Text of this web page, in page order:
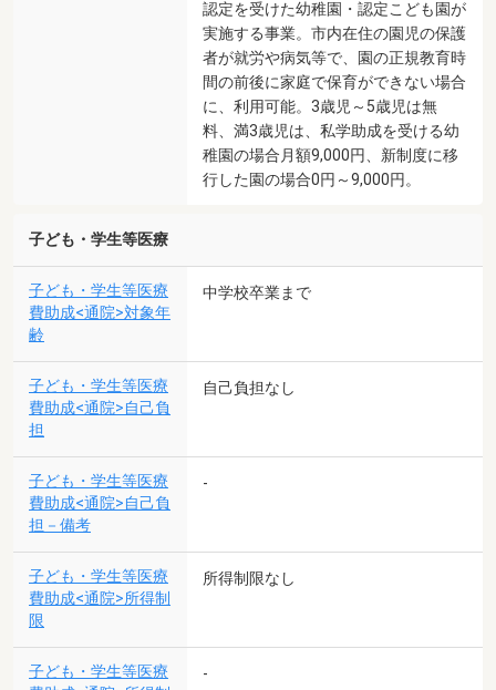
認定を受けた幼稚園・認定こども園が
実施する事業。市内在住の園児の保護
者が就労や病気等で、園の正規教育時
間の前後に家庭で保育ができない場合
に、利用可能。3歳児～5歳児は無
料、満3歳児は、私学助成を受ける幼
稚園の場合月額9,000円、新制度に移
行した園の場合0円～9,000円。
子ども・学生等医療
子ども・学生等医療
費助成<通院>対象年
齢
中学校卒業まで
子ども・学生等医療
費助成<通院>自己負
担
自己負担なし
子ども・学生等医療
費助成<通院>自己負
担－備考
-
子ども・学生等医療
費助成<通院>所得制
限
所得制限なし
子ども・学生等医療
-